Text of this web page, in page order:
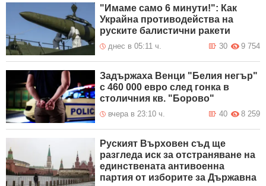
"Имаме само 6 минути!": Как
Украйна противодейства на
руските балистични ракети
днес в 05:11 ч. 9 754
30
Задържаха Венци "Белия негър"
с 460 000 евро след гонка в
столичния кв. "Борово"
вчера в 23:10 ч. 8 259
40
Руският Върховен съд ще
разгледа иск за отстраняване на
единствената антивоенна
партия от изборите за Държавна